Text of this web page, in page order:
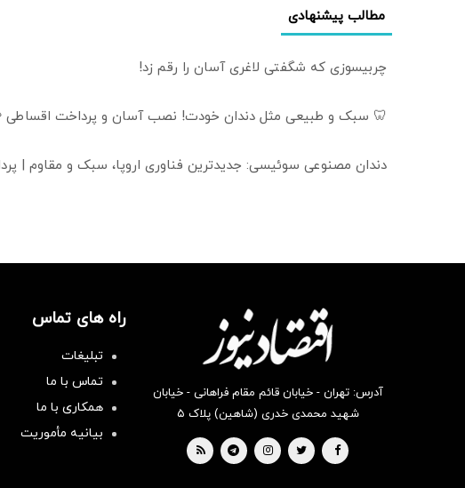
مطالب پیشنهادی
چربیسوزی که شگفتی لاغری آسان را رقم زد!
🦷 سبک و طبیعی مثل دندان خودت! نصب آسان و پرداخت اقساطی
دندان مصنوعی سوئیسی: جدیدترین فناوری اروپا، سبک و مقاوم |
آدرس: تهران - خیابان قائم مقام فراهانی - خیابان
شهید محمدی خدری (شاهین) پلاک ۵
راه های تماس
تبلیغات
تماس با ما
همکاری با ما
بیانیه مأموریت